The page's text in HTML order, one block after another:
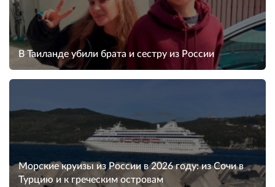
В Таиланде убили брата и сестру из России
Морские круизы из России в 2026 году: из Сочи в
Турцию и к греческим островам